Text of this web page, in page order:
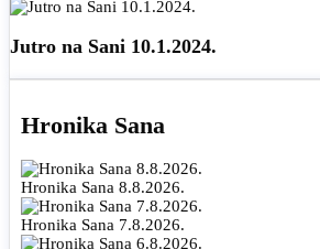
Jutro na Sani 10.1.2024.
Hronika Sana
Hronika Sana 8.8.2026.
Hronika Sana 7.8.2026.